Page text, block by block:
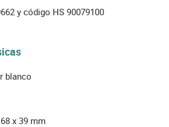
y código HS 90079100
blanco
x 39 mm